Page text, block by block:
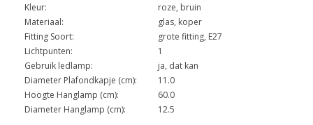
Kleur:
roze, bruin
Materiaal:
glas, koper
Fitting Soort:
grote fitting, E27
Lichtpunten:
1
Gebruik ledlamp:
ja, dat kan
Diameter Plafondkapje (cm):
11.0
Hoogte Hanglamp (cm):
60.0
Diameter Hanglamp (cm):
12.5